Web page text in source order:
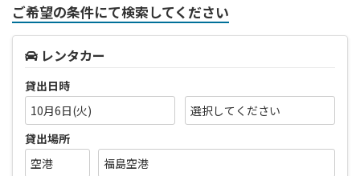
ご希望の条件にて検索してください
レンタカー
貸出日時
10月6日(火)
貸出場所